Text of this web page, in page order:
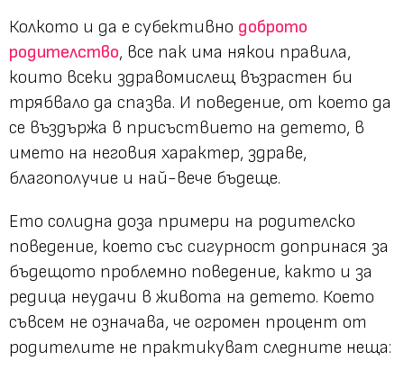
Колкото и да е субективно доброто
родителство, все пак има някои правила,
които всеки здравомислещ възрастен би
трябвало да спазва. И поведение, от което да
се въздържа в присъствието на детето, в
името на неговия характер, здраве,
благополучие и най-вече бъдеще.
Ето солидна доза примери на родителско
поведение, което със сигурност допринася за
бъдещото проблемно поведение, както и за
редица неудачи в живота на детето. Което
съвсем не означава, че огромен процент от
родителите не практикуват следните неща: